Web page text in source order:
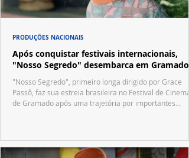
Após conquistar festivais internacionais,
"Nosso Segredo" desembarca em Gramado
"Nosso Segredo", primeiro longa dirigido por Grace
Passô, faz sua estreia brasileira no Festival de Cinema
de Gramado após uma trajetória por importantes
PRODUÇÕES NACIONAIS